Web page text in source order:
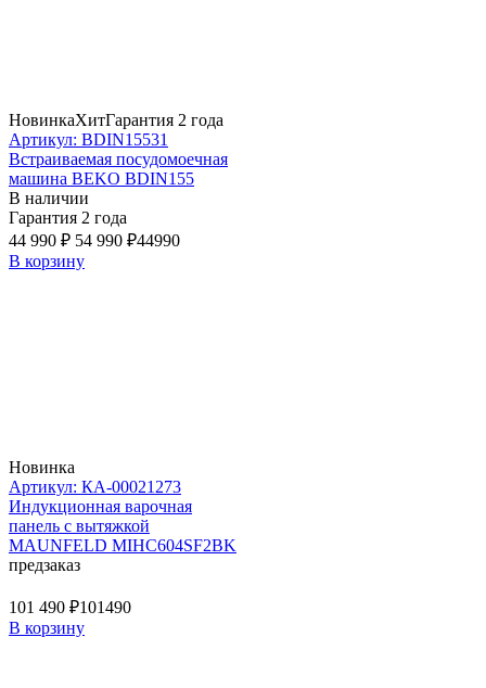
НовинкаХитГарантия 2 года
Артикул: BDIN15531
Встраиваемая посудомоечная
машина BEKO BDIN155
В наличии
Гарантия 2 года
44 990 ₽ 54 990 ₽44990
В корзину
Новинка
Артикул: КА-00021273
Индукционная варочная
панель с вытяжкой
MAUNFELD MIHC604SF2BK
предзаказ
101 490 ₽101490
В корзину